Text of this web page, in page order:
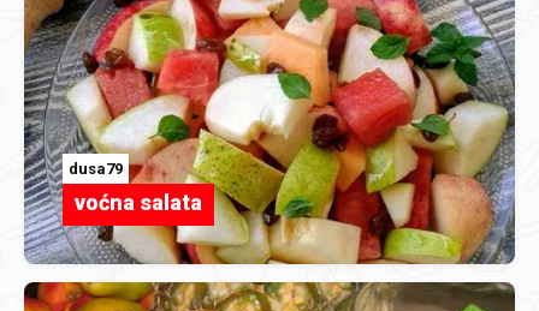
dusa79
voćna salata